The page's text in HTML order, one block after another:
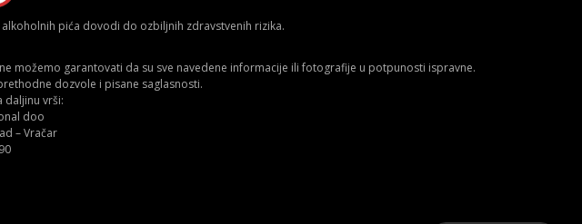
pića dovodi do ozbiljnih zdravstvenih rizika.
možemo garantovati da su sve navedene informacije ili fotografije u potpunosti ispravne.
dozvole i pisane saglasnosti.
daljinu vrši:
doo
– Vračar